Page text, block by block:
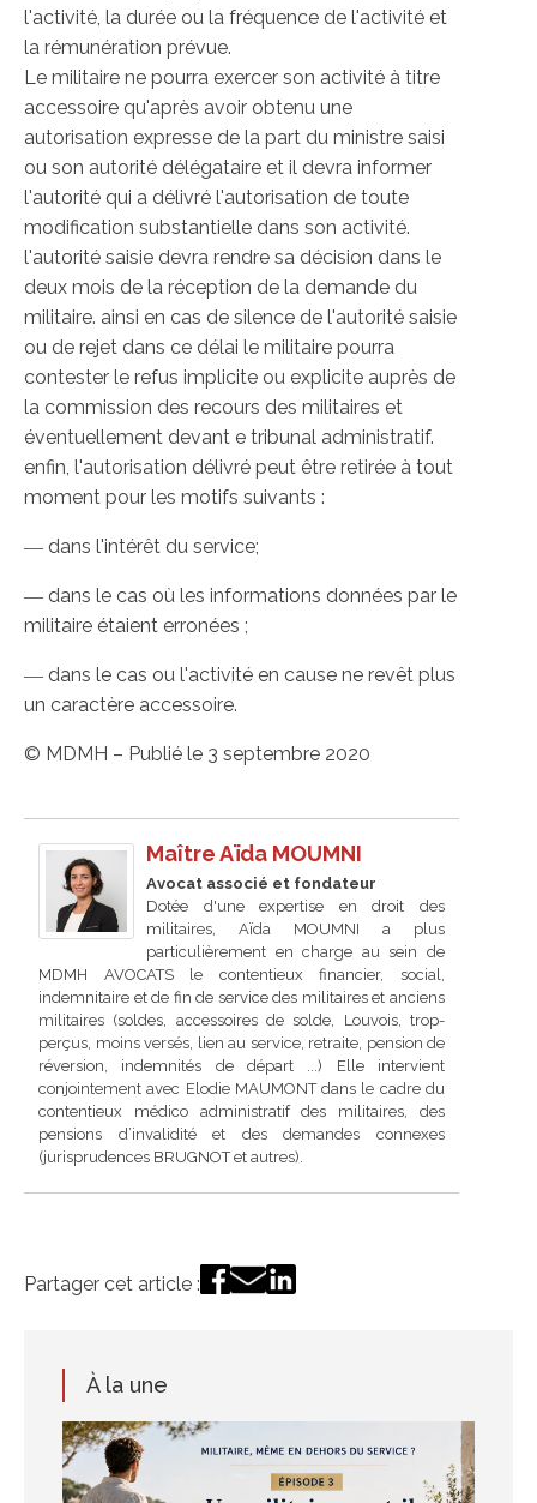
l'activité, la durée ou la fréquence de l'activité et
la rémunération prévue.
Le militaire ne pourra exercer son activité à titre
accessoire qu'après avoir obtenu une
autorisation expresse de la part du ministre saisi
ou son autorité délégataire et il devra informer
l'autorité qui a délivré l'autorisation de toute
modification substantielle dans son activité.
l'autorité saisie devra rendre sa décision dans le
deux mois de la réception de la demande du
militaire. ainsi en cas de silence de l'autorité saisie
ou de rejet dans ce délai le militaire pourra
contester le refus implicite ou explicite auprès de
la commission des recours des militaires et
éventuellement devant e tribunal administratif.
enfin, l'autorisation délivré peut être retirée à tout
moment pour les motifs suivants :
― dans l'intérêt du service;
― dans le cas où les informations données par le
militaire étaient erronées ;
― dans le cas ou l'activité en cause ne revêt plus
un caractère accessoire.
© MDMH – Publié le 3 septembre 2020
Maître Aïda MOUMNI
Avocat associé et fondateur
Dotée d'une expertise en droit des
militaires, Aïda MOUMNI a plus
particulièrement en charge au sein de
MDMH AVOCATS le contentieux financier, social,
indemnitaire et de fin de service des militaires et anciens
militaires (soldes, accessoires de solde, Louvois, trop-
perçus, moins versés, lien au service, retraite, pension de
réversion, indemnités de départ ...) Elle intervient
conjointement avec Elodie MAUMONT dans le cadre du
contentieux médico administratif des militaires, des
pensions d’invalidité et des demandes connexes
(jurisprudences BRUGNOT et autres).
Partager cet article :
À la une